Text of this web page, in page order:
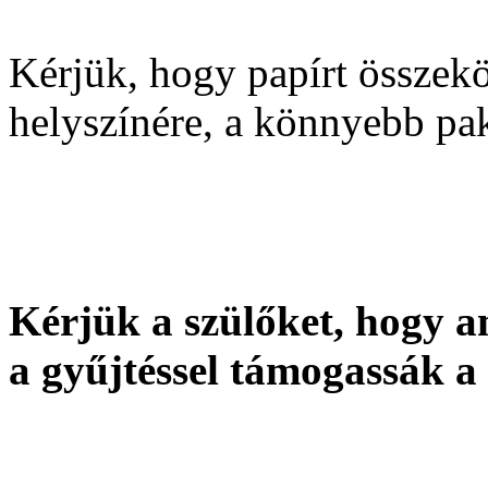
Kérjük, hogy papírt
helyszínére, a könnyebb
Kérjük a szülőket, hogy
a gyűjtéssel támogassák